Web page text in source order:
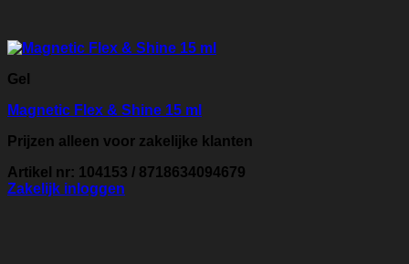
Gel
Magnetic Flex & Shine 15 ml
Prijzen alleen voor zakelijke klanten
Artikel nr: 104153 / 8718634094679
Zakelijk inloggen